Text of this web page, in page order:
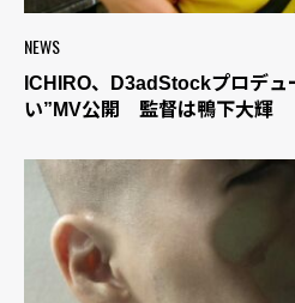
NEWS
ICHIRO、D3adStockプロデュ
い”MV公開 監督は鴨下大輝